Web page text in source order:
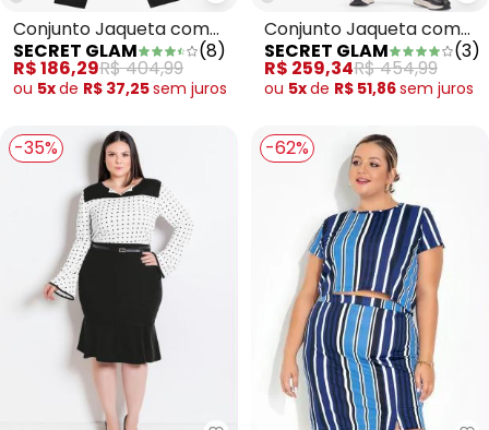
Conjunto Jaqueta com
Calça Moletom Preto
SECRET GLAM (8)
R$ 186,29R$ 404,99
ou 5xde R$ 37,25sem juros
Conjunto Jaqueta com
Calça em Plush Preto
SECRET GLAM (3)
R$ 259,34R$ 454,99
ou 5xde R$ 51,86sem juros
-35% -62%